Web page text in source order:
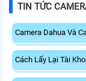
TIN TỨC
Camera Dahua Và
Cách Lấy Lại Tài